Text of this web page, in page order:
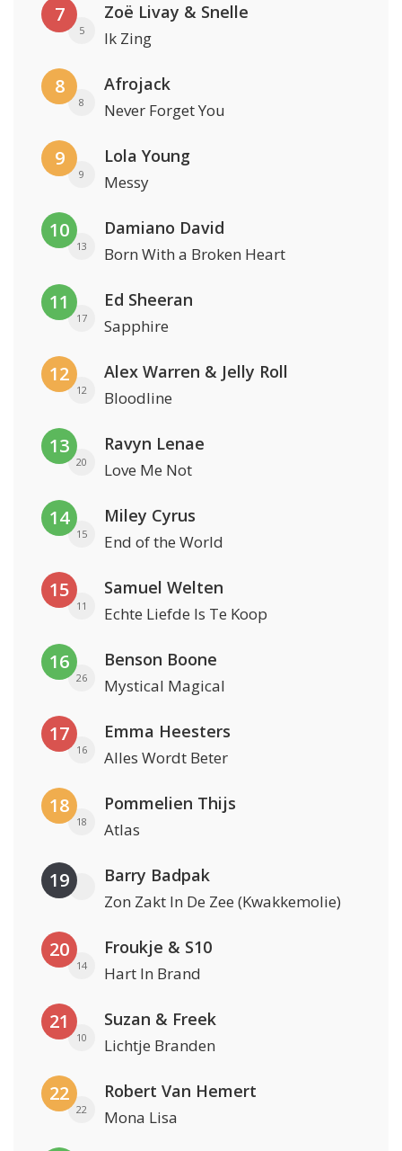
7
5
Zoë Livay & Snelle
Ik Zing
8
8
Afrojack
Never Forget You
9
9
Lola Young
Messy
10
13
Damiano David
Born With a Broken Heart
11
17
Ed Sheeran
Sapphire
12
12
Alex Warren & Jelly Roll
Bloodline
13
20
Ravyn Lenae
Love Me Not
14
15
Miley Cyrus
End of the World
15
11
Samuel Welten
Echte Liefde Is Te Koop
16
26
Benson Boone
Mystical Magical
17
16
Emma Heesters
Alles Wordt Beter
18
18
Pommelien Thijs
Atlas
19 Barry Badpak
Zon Zakt In De Zee (Kwakkemolie)
20
14
Froukje & S10
Hart In Brand
21
10
Suzan & Freek
Lichtje Branden
22
22
Robert Van Hemert
Mona Lisa